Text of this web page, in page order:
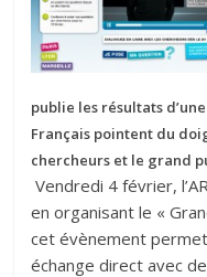
publie les résultats
Français pointent du
chercheurs et le grand
Vendredi 4 février,
en organisant le «
cet évènement
échange direct avec